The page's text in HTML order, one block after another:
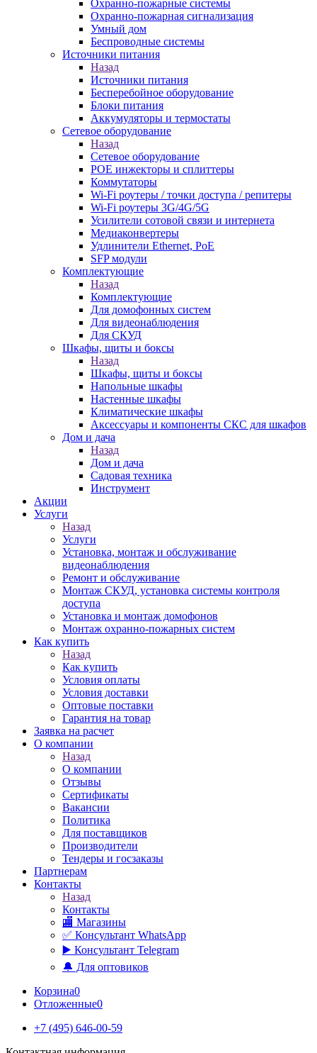
Охранно-пожарные системы
Охранно-пожарная сигнализация
Умный дом
Беспроводные системы
Источники питания
Назад
Источники питания
Бесперебойное оборудование
Блоки питания
Аккумуляторы и термостаты
Сетевое оборудование
Назад
Сетевое оборудование
POE инжекторы и сплиттеры
Коммутаторы
Wi-Fi роутеры / точки доступа / репитеры
Wi-Fi роутеры 3G/4G/5G
Усилители сотовой связи и интернета
Медиаконвертеры
Удлинители Ethernet, PoE
SFP модули
Комплектующие
Назад
Комплектующие
Для домофонных систем
Для видеонаблюдения
Для СКУД
Шкафы, щиты и боксы
Назад
Шкафы, щиты и боксы
Напольные шкафы
Настенные шкафы
Климатические шкафы
Аксессуары и компоненты СКС для шкафов
Дом и дача
Назад
Дом и дача
Садовая техника
Инструмент
Акции
Услуги
Назад
Услуги
Установка, монтаж и обслуживание
видеонаблюдения
Ремонт и обслуживание
Монтаж СКУД, установка системы контроля
доступа
Установка и монтаж домофонов
Монтаж охранно-пожарных систем
Как купить
Назад
Как купить
Условия оплаты
Условия доставки
Оптовые поставки
Гарантия на товар
Заявка на расчет
О компании
Назад
О компании
Отзывы
Сертификаты
Вакансии
Политика
Для поставщиков
Производители
Тендеры и госзаказы
Партнерам
Контакты
Назад
Контакты
🏬 Магазины
✅️ Консультант WhatsApp
▶️ Консультант Telegram
🔔 Для оптовиков
Корзина0
Отложенные0
+7 (495) 646-00-59